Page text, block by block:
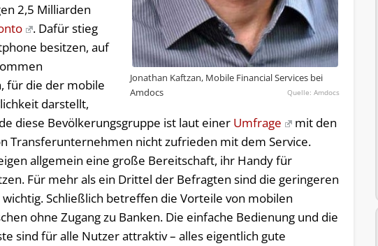
Jonathan Kaftzan, Mobile Financial Services bei
Amdocs
Amdocs
2,5 Milliarden
. Dafür stieg
besitzen, auf
für die der mobile
darstellt,
diese Bevölkerungsgruppe ist laut einer Umfrage
mit den
Transferunternehmen nicht zufrieden mit dem Service.
allgemein eine große Bereitschaft, ihr Handy für
Für mehr als ein Drittel der Befragten sind die geringeren
Schließlich betreffen die Vorteile von mobilen
ohne Zugang zu Banken. Die einfache Bedienung und die
sind für alle Nutzer attraktiv – alles eigentlich gute